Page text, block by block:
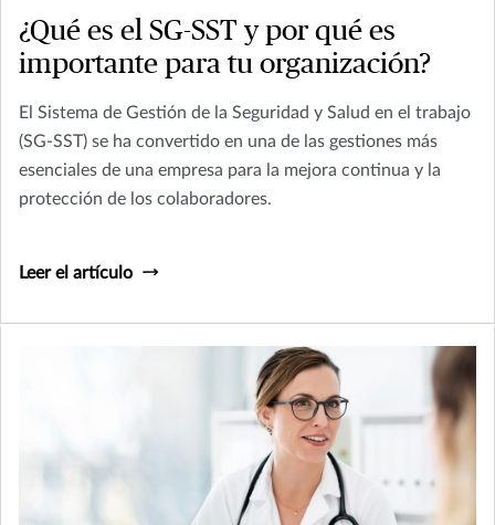
¿Qué es el SG-SST y por qué es
importante para tu organización?
El Sistema de Gestión de la Seguridad y Salud en el trabajo
(SG-SST) se ha convertido en una de las gestiones más
esenciales de una empresa para la mejora continua y la
protección de los colaboradores.
Leer el artículo